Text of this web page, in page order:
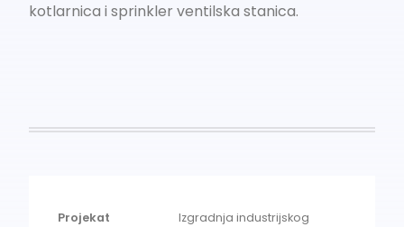
kotlarnica i sprinkler ventilska stanica.
Projekat
Izgradnja industrijskog